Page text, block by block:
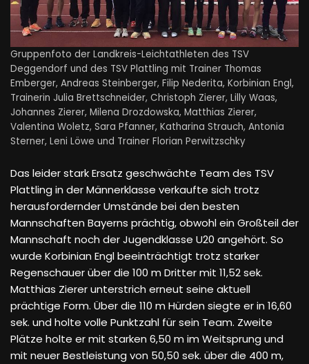
Gruppenfoto der Landkreis-Leichtathleten des TSV
Deggendorf und des TSV Plattling mit Trainer Thomas
Emberger, Andreas Steinberger, Filip Nederita, Korbinian Engl,
Trainerin Julia Brettschneider, Christoph Zierer, Lilly Waas,
Johannes Zierer, Milena Drozdowska, Matthias Zierer,
Valentina Woletz, Sara Pfanner, Katharina Strauch, Antonia
Sterner, Leni Löwe und Trainer Florian Perwitzschky
Das leider stark Ersatz geschwächte Team des TSV
Plattling in der Männerklasse verkaufte sich trotz
herausfordernder Umstände bei den besten
Mannschaften Bayerns prächtig, obwohl ein Großteil der
Mannschaft noch der Jugendklasse U20 angehört. So
wurde Korbinian Engl beeinträchtigt trotz starker
Regenschauer über die 100 m Dritter mit 11,52 sek.
Matthias Zierer unterstrich erneut seine aktuell
prächtige Form. Über die 110 m Hürden siegte er in 16,60
sek. und holte volle Punktzahl für sein Team. Zweite
Plätze holte er mit starken 6,50 m im Weitsprung und
mit neuer Bestleistung von 50,50 sek. über die 400 m,